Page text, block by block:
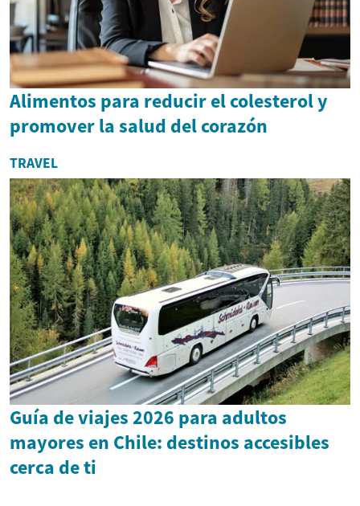
Alimentos para reducir el colesterol y
promover la salud del corazón
TRAVEL
Guía de viajes 2026 para adultos
mayores en Chile: destinos accesibles
cerca de ti